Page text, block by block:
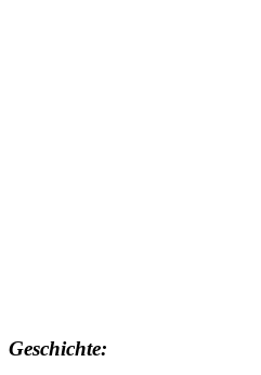
Geschichte: